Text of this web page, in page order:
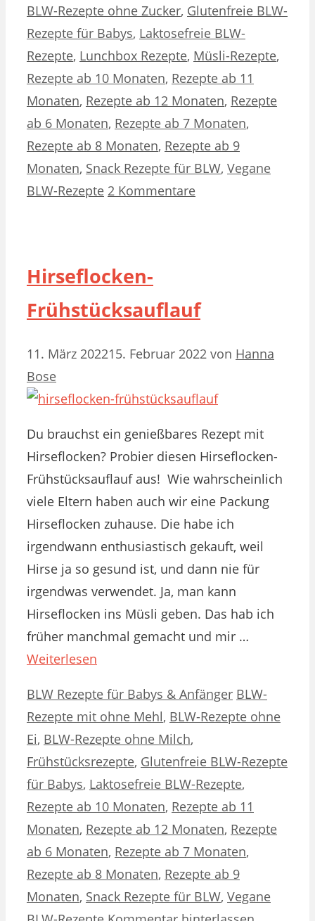
BLW-Rezepte ohne Zucker, Glutenfreie BLW-
Rezepte für Babys, Laktosefreie BLW-
Rezepte, Lunchbox Rezepte, Müsli-Rezepte,
Rezepte ab 10 Monaten, Rezepte ab 11
Monaten, Rezepte ab 12 Monaten, Rezepte
ab 6 Monaten, Rezepte ab 7 Monaten,
Rezepte ab 8 Monaten, Rezepte ab 9
Monaten, Snack Rezepte für BLW, Vegane
BLW-Rezepte 2 Kommentare
Hirseflocken-
Frühstücksauflauf
11. März 202215. Februar 2022 von Hanna
Bose
Du brauchst ein genießbares Rezept mit
Hirseflocken? Probier diesen Hirseflocken-
Frühstücksauflauf aus! Wie wahrscheinlich
viele Eltern haben auch wir eine Packung
Hirseflocken zuhause. Die habe ich
irgendwann enthusiastisch gekauft, weil
Hirse ja so gesund ist, und dann nie für
irgendwas verwendet. Ja, man kann
Hirseflocken ins Müsli geben. Das hab ich
früher manchmal gemacht und mir …
Weiterlesen
Kategorien
BLW Rezepte für Babys & Anfänger Schlagwörter
BLW-
Rezepte mit ohne Mehl, BLW-Rezepte ohne
Ei, BLW-Rezepte ohne Milch,
Frühstücksrezepte, Glutenfreie BLW-Rezepte
für Babys, Laktosefreie BLW-Rezepte,
Rezepte ab 10 Monaten, Rezepte ab 11
Monaten, Rezepte ab 12 Monaten, Rezepte
ab 6 Monaten, Rezepte ab 7 Monaten,
Rezepte ab 8 Monaten, Rezepte ab 9
Monaten, Snack Rezepte für BLW, Vegane